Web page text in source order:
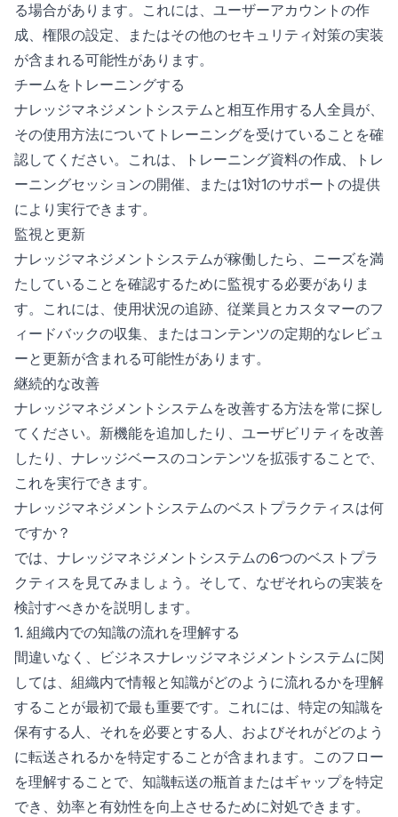
る場合があります。これには、ユーザーアカウントの作
成、権限の設定、またはその他のセキュリティ対策の実装
が含まれる可能性があります。
チームをトレーニングする
ナレッジマネジメントシステムと相互作用する人全員が、
その使用方法についてトレーニングを受けていることを確
認してください。これは、トレーニング資料の作成、トレ
ーニングセッションの開催、または1対1のサポートの提供
により実行できます。
監視と更新
ナレッジマネジメントシステムが稼働したら、ニーズを満
たしていることを確認するために監視する必要がありま
す。これには、使用状況の追跡、従業員とカスタマーのフ
ィードバックの収集、またはコンテンツの定期的なレビュ
ーと更新が含まれる可能性があります。
継続的な改善
ナレッジマネジメントシステムを改善する方法を常に探し
てください。新機能を追加したり、ユーザビリティを改善
したり、ナレッジベースのコンテンツを拡張することで、
これを実行できます。
ナレッジマネジメントシステムのベストプラクティスは何
ですか？
では、ナレッジマネジメントシステムの6つのベストプラ
クティスを見てみましょう。そして、なぜそれらの実装を
検討すべきかを説明します。
1. 組織内での知識の流れを理解する
間違いなく、ビジネスナレッジマネジメントシステムに関
しては、組織内で情報と知識がどのように流れるかを理解
することが最初で最も重要です。これには、特定の知識を
保有する人、それを必要とする人、およびそれがどのよう
に転送されるかを特定することが含まれます。このフロー
を理解することで、知識転送の瓶首またはギャップを特定
でき、効率と有効性を向上させるために対処できます。